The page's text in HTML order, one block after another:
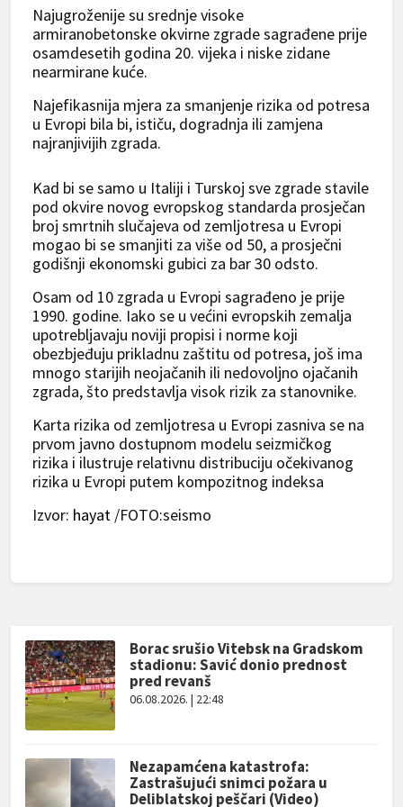
Najugroženije su srednje visoke
armiranobetonske okvirne zgrade sagrađene prije
osamdesetih godina 20. vijeka i niske zidane
nearmirane kuće.
Najefikasnija mjera za smanjenje rizika od potresa
u Evropi bila bi, ističu, dogradnja ili zamjena
najranjivijih zgrada.
Kad bi se samo u Italiji i Turskoj sve zgrade stavile
pod okvire novog evropskog standarda prosječan
broj smrtnih slučajeva od zemljotresa u Evropi
mogao bi se smanjiti za više od 50, a prosječni
godišnji ekonomski gubici za bar 30 odsto.
Osam od 10 zgrada u Evropi sagrađeno je prije
1990. godine. Iako se u većini evropskih zemalja
upotrebljavaju noviji propisi i norme koji
obezbjeđuju prikladnu zaštitu od potresa, još ima
mnogo starijih neojačanih ili nedovoljno ojačanih
zgrada, što predstavlja visok rizik za stanovnike.
Karta rizika od zemljotresa u Evropi zasniva se na
prvom javno dostupnom modelu seizmičkog
rizika i ilustruje relativnu distribuciju očekivanog
rizika u Evropi putem kompozitnog indeksa
Izvor: hayat /FOTO:seismo
Borac srušio Vitebsk na Gradskom
stadionu: Savić donio prednost
pred revanš
06.08.2026. | 22:48
Nezapamćena katastrofa:
Zastrašujući snimci požara u
Deliblatskoj peščari (Video)